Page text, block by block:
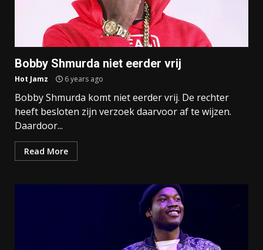
Bobby Shmurda niet eerder vrij
Hot Jamz 6 years ago
Bobby Shmurda komt niet eerder vrij. De rechter
heeft besloten zijn verzoek daarvoor af te wijzen.
Daardoor...
Read More